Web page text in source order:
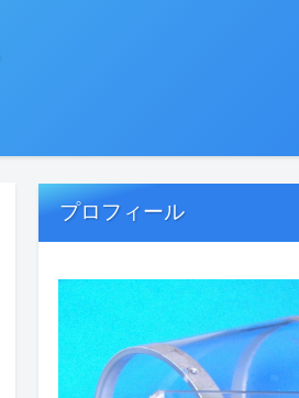
プロフィール